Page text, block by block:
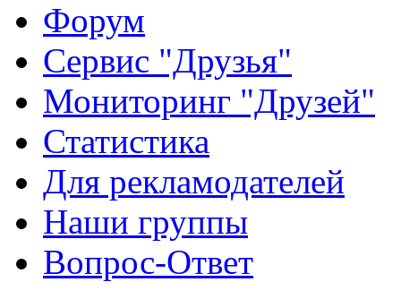
Форум
Сервис "Друзья"
Мониторинг "Друзей"
Статистика
Для рекламодателей
Наши группы
Вопрос-Ответ